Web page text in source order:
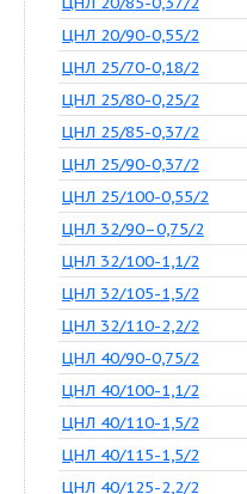
ЦНЛ 15/70-0,18/2
ЦНЛ 15/80-0,25/2
ЦНЛ 20/70-0,18/2
ЦНЛ 20/80-0,25/2
ЦНЛ 20/70-0,37/2
ЦНЛ 20/85-0,37/2
ЦНЛ 20/90-0,55/2
ЦНЛ 25/70-0,18/2
ЦНЛ 25/80-0,25/2
ЦНЛ 25/85-0,37/2
ЦНЛ 25/90-0,37/2
ЦНЛ 25/100-0,55/2
ЦНЛ 32/90–0,75/2